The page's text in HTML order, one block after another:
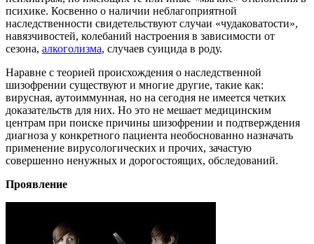
психике. Косвенно о наличии неблагоприятной
наследственности свидетельствуют случаи «чудаковатости»,
навязчивостей, колебаний настроения в зависимости от
сезона, алкоголизма, случаев суицида в роду.
Наравне с теорией происхождения о наследственной
шизофрении существуют и многие другие, такие как:
вирусная, аутоиммунная, но на сегодня не имеется четких
доказательств для них. Но это не мешает медицинским
центрам при поиске причины шизофрении и подтверждения
диагноза у конкретного пациента необоснованно назначать
применение вирусологических и прочих, зачастую
совершенно ненужных и дорогостоящих, обследований.
Проявление